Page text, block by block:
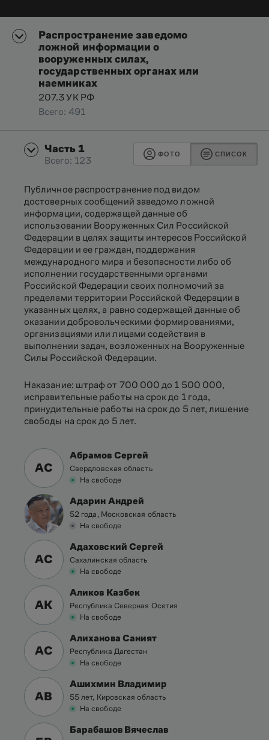
Распространение заведомо
ложной информации о
вооруженных силах,
государственных органах или
наемниках
207.3 УК РФ
Всего: 491
Часть 1
Всего: 123
ФОТО СПИСОК
Публичное распространение под видом
достоверных сообщений заведомо ложной
информации, содержащей данные об
использовании Вооруженных Сил Российской
Федерации в целях защиты интересов Российской
Федерации и ее граждан, поддержания
международного мира и безопасности либо об
исполнении государственными органами
Российской Федерации своих полномочий за
пределами территории Российской Федерации в
указанных целях, а равно содержащей данные об
оказании добровольческими формированиями,
организациями или лицами содействия в
выполнении задач, возложенных на Вооруженные
Силы Российской Федерации.
Наказание: штраф от 700 000 до 1 500 000,
исправительные работы на срок до 1 года,
принудительные работы на срок до 5 лет, лишение
свободы на срок до 5 лет.
АС
Абрамов Сергей
Свердловская область
На свободе
Адарин Андрей
52 года, Московская область
На свободе
АС
Адаховский Сергей
Сахалинская область
На свободе
АК
Аликов Казбек
Республика Северная Осетия
На свободе
АС
Алиханова Саният
Республика Дагестан
На свободе
АВ
Ашихмин Владимир
55 лет, Кировская область
На свободе
Барабашов Вячеслав